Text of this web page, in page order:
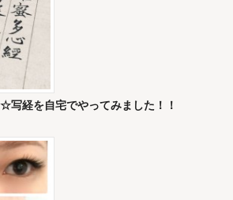
写経を自宅でやってみました！！